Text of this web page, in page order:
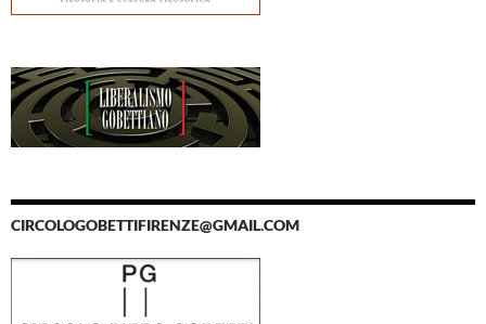
CIRCOLOGOBETTIFIRENZE@GMAIL.COM